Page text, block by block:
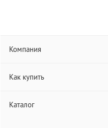
Компания
Как купить
Каталог